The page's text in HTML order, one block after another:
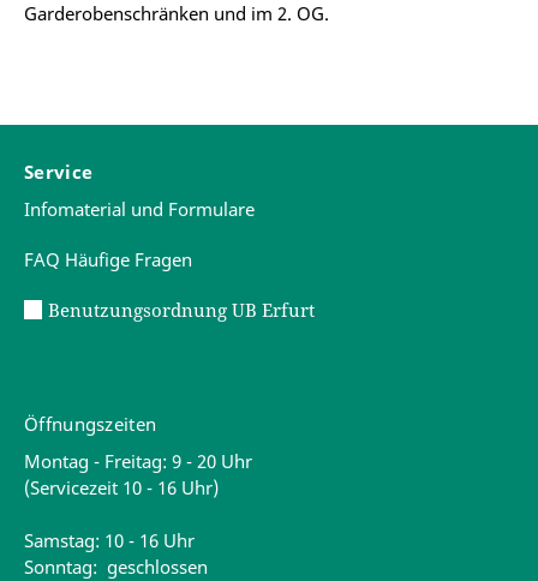
Garderobenschränken und im 2. OG.
Service
Infomaterial und Formulare
FAQ Häufige Fragen
Benutzungsordnung UB Erfurt
Öffnungszeiten
Montag - Freitag: 9 - 20 Uhr
(Servicezeit 10 - 16 Uhr)
Samstag: 10 - 16 Uhr
Sonntag: geschlossen